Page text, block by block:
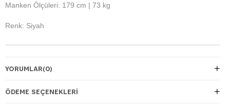
Manken Ölçüleri: 179 cm | 73 kg
Renk: Siyah
YORUMLAR(0)
ÖDEME SEÇENEKLERI